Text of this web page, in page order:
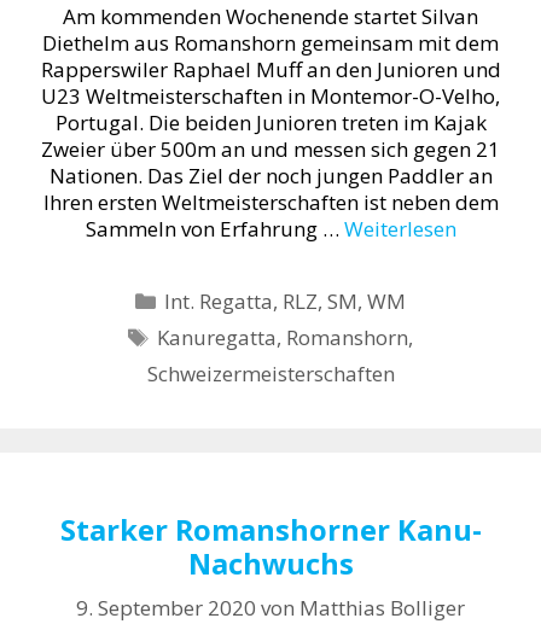
Am kommenden Wochenende startet Silvan
Diethelm aus Romanshorn gemeinsam mit dem
Rapperswiler Raphael Muff an den Junioren und
U23 Weltmeisterschaften in Montemor-O-Velho,
Portugal. Die beiden Junioren treten im Kajak
Zweier über 500m an und messen sich gegen 21
Nationen. Das Ziel der noch jungen Paddler an
Ihren ersten Weltmeisterschaften ist neben dem
Sammeln von Erfahrung … Weiterlesen
Kategorien
Int. Regatta, RLZ, SM, WM
Schlagwörter
Kanuregatta, Romanshorn,
Schweizermeisterschaften
Starker Romanshorner Kanu-
Nachwuchs
9. September 2020 von Matthias Bolliger